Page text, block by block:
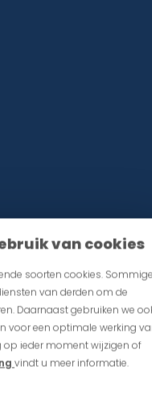
van cookies
soorten cookies.
van derden om de
Daarnaast gebruiken we
voor een optimale werking
op ieder moment wijzigen of
vindt u meer informatie.